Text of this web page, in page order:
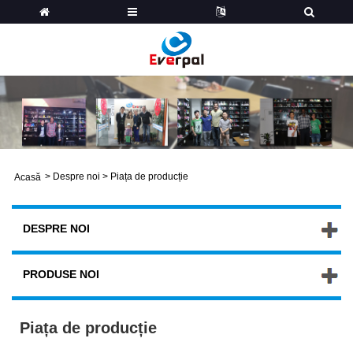
Acasă > Despre noi > Piața de producție
DESPRE NOI
PRODUSE NOI
Piața de producție